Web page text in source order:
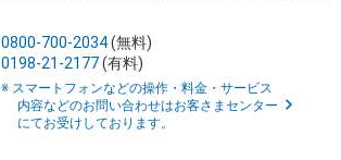
0800-700-2034(無料)
0198-21-2177(有料)
※ スマートフォンなどの操作・料金・サービス
内容などのお問い合わせはお客さまセンター
にてお受けしております。